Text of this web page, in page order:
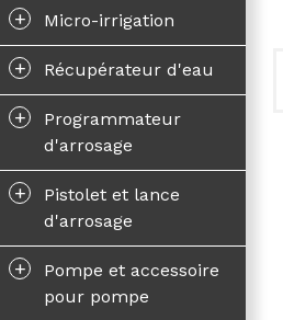
+ Micro-irrigation
+ Récupérateur d'eau
+
Programmateur
d'arrosage
+
Pistolet et lance
d'arrosage
+
Pompe et accessoire
pour pompe